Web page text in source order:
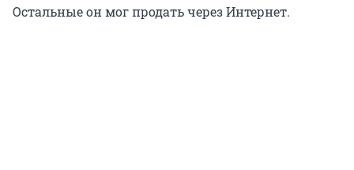
Остальные он мог продать через Интернет.